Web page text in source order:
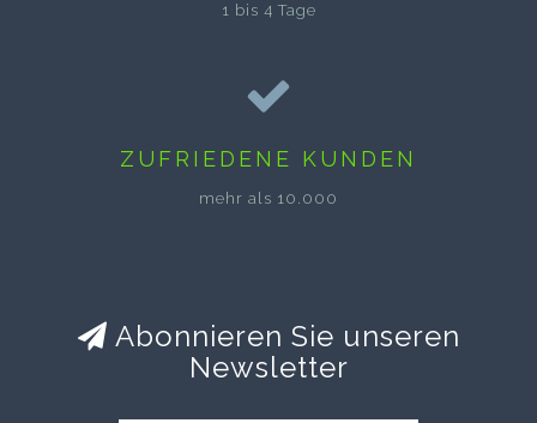
1 bis 4 Tage
ZUFRIEDENE KUNDEN
mehr als 10.000
Abonnieren Sie unseren
Newsletter